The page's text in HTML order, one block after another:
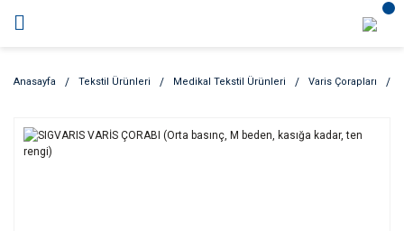
Anasayfa Tekstil Ürünleri Medikal Tekstil Ürünleri Varis Çorapları